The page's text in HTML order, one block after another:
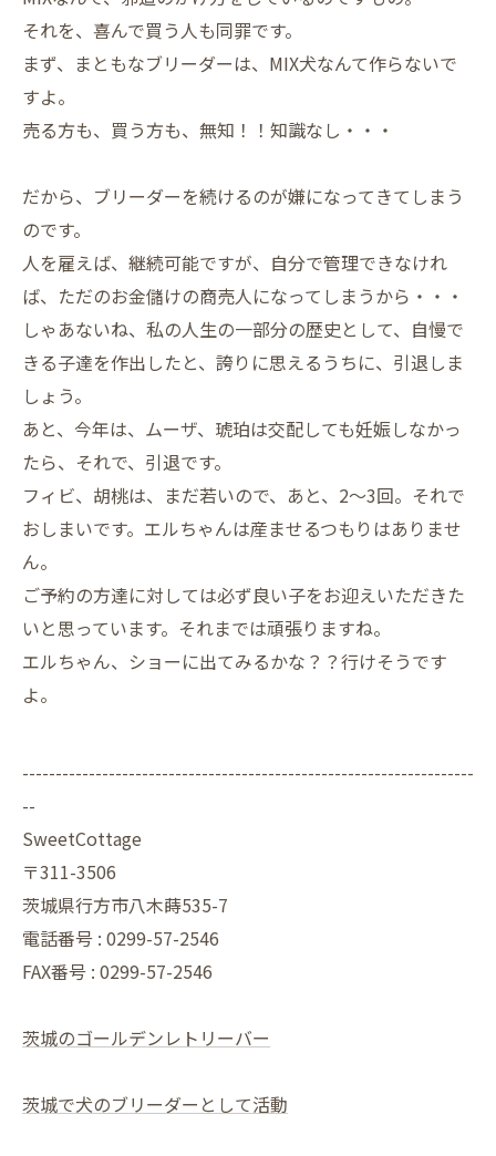
それを、喜んで買う人も同罪です。
まず、まともなブリーダーは、MIX犬なんて作らないで
すよ。
売る方も、買う方も、無知！！知識なし・・・
だから、ブリーダーを続けるのが嫌になってきてしまう
のです。
人を雇えば、継続可能ですが、自分で管理できなけれ
ば、ただのお金儲けの商売人になってしまうから・・・
しゃあないね、私の人生の一部分の歴史として、自慢で
きる子達を作出したと、誇りに思えるうちに、引退しま
しょう。
あと、今年は、ムーザ、琥珀は交配しても妊娠しなかっ
たら、それで、引退です。
フィビ、胡桃は、まだ若いので、あと、2～3回。それで
おしまいです。エルちゃんは産ませるつもりはありませ
ん。
ご予約の方達に対しては必ず良い子をお迎えいただきた
いと思っています。それまでは頑張りますね。
エルちゃん、ショーに出てみるかな？？行けそうです
よ。
--------------------------------------------------------------------
--
SweetCottage
〒311-3506
茨城県行方市八木蒔535-7
電話番号 : 0299-57-2546
FAX番号 : 0299-57-2546
茨城のゴールデンレトリーバー
茨城で犬のブリーダーとして活動